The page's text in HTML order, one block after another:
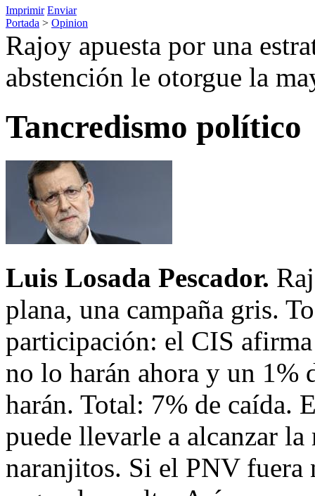
Imprimir Enviar
Portada > Opinion
Rajoy apuesta por una
abstención le otorgue la
Tancredismo político
Luis Losada Pescador.
plana, una campaña gris.
participación: el CIS
no lo harán ahora y un 1%
harán. Total: 7% de caída.
puede llevarle a alcanzar
naranjitos. Si el PNV fuera